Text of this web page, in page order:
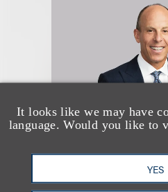
It looks like we may have
language. Would you like to
YES
Ross D.